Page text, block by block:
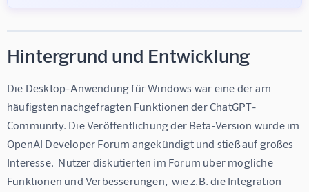
Hintergrund und Entwicklung
Die Desktop-Anwendung für Windows war eine der am
häufigsten nachgefragten Funktionen der ChatGPT-
Community. Die Veröffentlichung der Beta-Version wurde im
OpenAI Developer Forum angekündigt und stieß auf großes
Interesse.  Nutzer diskutierten im Forum über mögliche
Funktionen und Verbesserungen,  wie z.B. die Integration